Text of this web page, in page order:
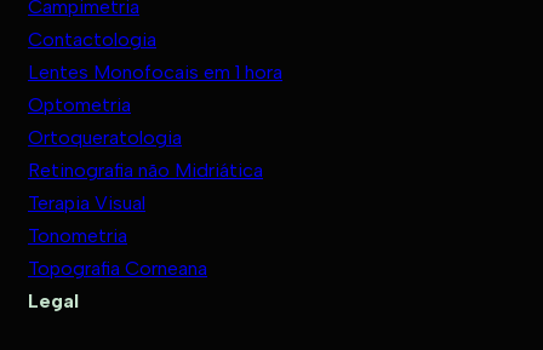
Campimetria
Contactologia
Lentes Monofocais em 1 hora
Optometria
Ortoqueratologia
Retinografia não Midriática
Terapia Visual
Tonometria
Topografia Corneana
Legal